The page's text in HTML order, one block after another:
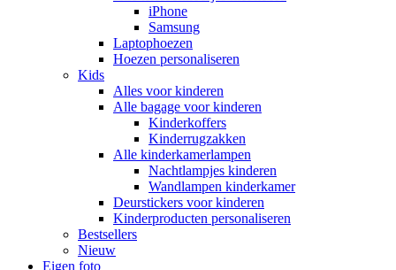
iPhone
Samsung
Laptophoezen
Hoezen personaliseren
Kids
Alles voor kinderen
Alle bagage voor kinderen
Kinderkoffers
Kinderrugzakken
Alle kinderkamerlampen
Nachtlampjes kinderen
Wandlampen kinderkamer
Deurstickers voor kinderen
Kinderproducten personaliseren
Bestsellers
Nieuw
Eigen foto